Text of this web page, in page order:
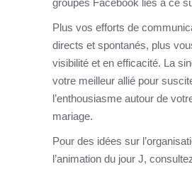
groupes Facebook liés à ce
Plus vos efforts de
directs et spontanés, plus
visibilité et en efficacité. La
votre meilleur allié pour
l’enthousiasme autour de
mariage.
Pour des idées sur
l’animation du jour J,